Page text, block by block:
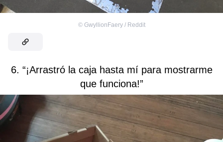
© GwyllionFaery / Reddit
6. “¡Arrastró la caja hasta mí para mostrarme
que funciona!”